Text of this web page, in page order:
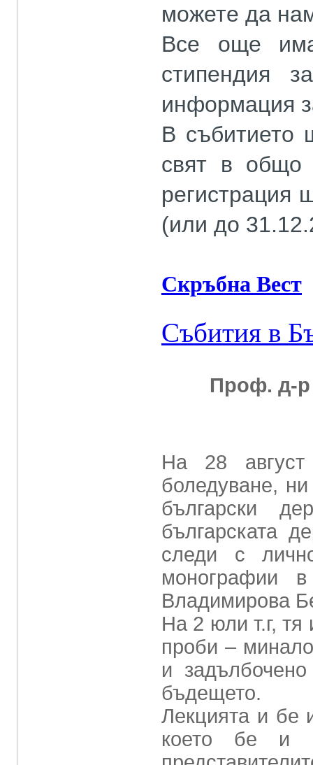
можете да
Все още има
стипендия
информация
В събитието
свят в общо
регистрация
(или до
Скръбна Вест
Събития в
Проф. д-р
На 28
боледуване,
български
българската
следи с
монографии
Владимирова
На 2 юли т.г, тя
проби –
и
бъдещето.
Лекцията и бе
което бе и